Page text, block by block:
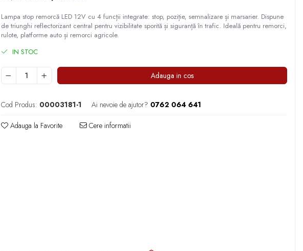
Lampa stop remorcă LED 12V cu 4 funcții integrate: stop, poziție, semnalizare și marsarier. Dispune
de triunghi reflectorizant central pentru vizibilitate sporită și siguranță în trafic. Ideală pentru remorci,
rulote, platforme auto și remorci agricole.
IN STOC
Adauga in cos
Cod Produs: 00003181-1 Ai nevoie de ajutor? 0762 064 641
Adauga la Favorite Cere informatii